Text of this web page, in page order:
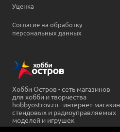
Уценка
Согласие на обработку
персональных данных
Хобби Остров - сеть магазинов
для хобби и творчества
hobbyostrov.ru - интернет-магазин
стендовых и радиоуправляемых
моделей и игрушек